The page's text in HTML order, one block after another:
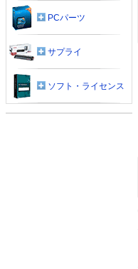
PCパーツ
サプライ
ソフト・ライセンス